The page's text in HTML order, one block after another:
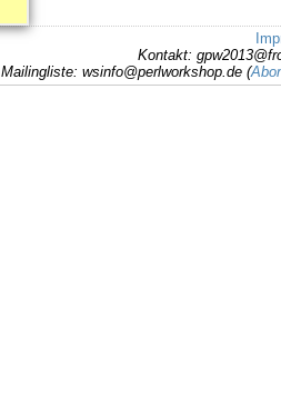
Kontakt:
Mailingliste: wsinfo@perlworkshop.de (